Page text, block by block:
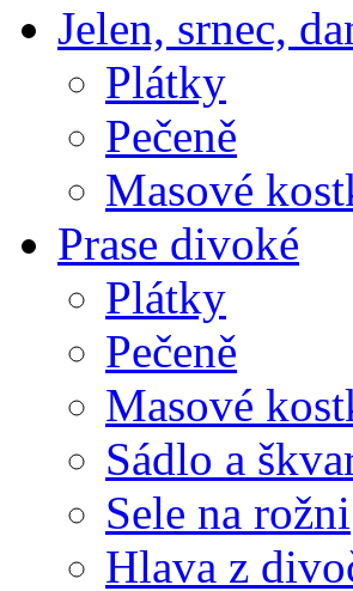
Jelen, srnec,
Plátky
Pečeně
Masové
Prase divoké
Plátky
Pečeně
Masové
Sádlo a
Sele na rožni
Hlava z